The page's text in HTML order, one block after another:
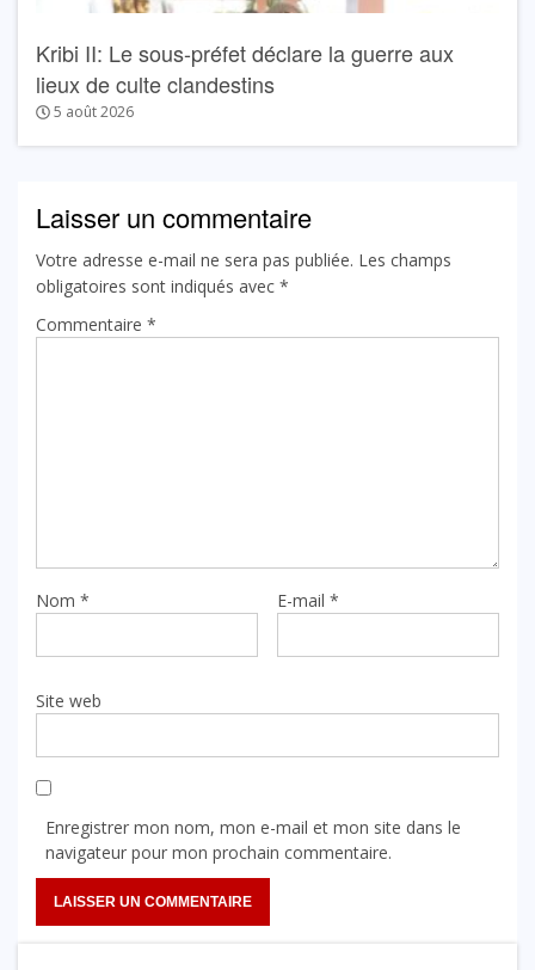
Kribi II: Le sous-préfet déclare la guerre aux
lieux de culte clandestins
5 août 2026
Laisser un commentaire
Votre adresse e-mail ne sera pas publiée. Les champs
obligatoires sont indiqués avec *
Commentaire *
Nom * E-mail *
Site web
Enregistrer mon nom, mon e-mail et mon site dans le
navigateur pour mon prochain commentaire.